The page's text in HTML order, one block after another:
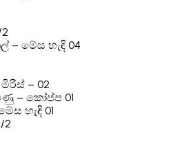
මේස හැඳි 04
– 02
– කෝප්ප 01
හැඳි 01
2